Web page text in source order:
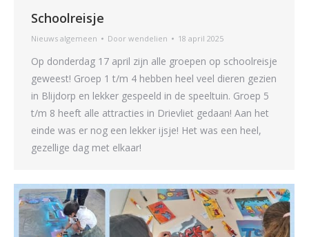
Schoolreisje
Nieuws algemeen Door wendelien 18 april 2025
Op donderdag 17 april zijn alle groepen op schoolreisje
geweest! Groep 1 t/m 4 hebben heel veel dieren gezien
in Blijdorp en lekker gespeeld in de speeltuin. Groep 5
t/m 8 heeft alle attracties in Drievliet gedaan! Aan het
einde was er nog een lekker ijsje! Het was een heel,
gezellige dag met elkaar!